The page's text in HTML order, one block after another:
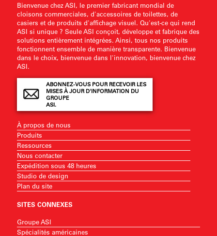
Bienvenue chez ASI, le premier fabricant mondial de
cloisons commerciales, d'accessoires de toilettes, de
casiers et de produits d'affichage visuel. Qu'est-ce qui rend
ASI si unique ? Seule ASI conçoit, développe et fabrique des
solutions entièrement intégrées. Ainsi, tous nos produits
fonctionnent ensemble de manière transparente. Bienvenue
dans le choix, bienvenue dans l'innovation, bienvenue chez
ASI.
ABONNEZ-VOUS POUR RECEVOIR LES
MISES À JOUR D'INFORMATION DU
GROUPE
ASI.
À propos de nous
Produits
Ressources
Nous contacter
Expédition sous 48 heures
Studio de design
Plan du site
SITES CONNEXES
Groupe ASI
Spécialités américaines